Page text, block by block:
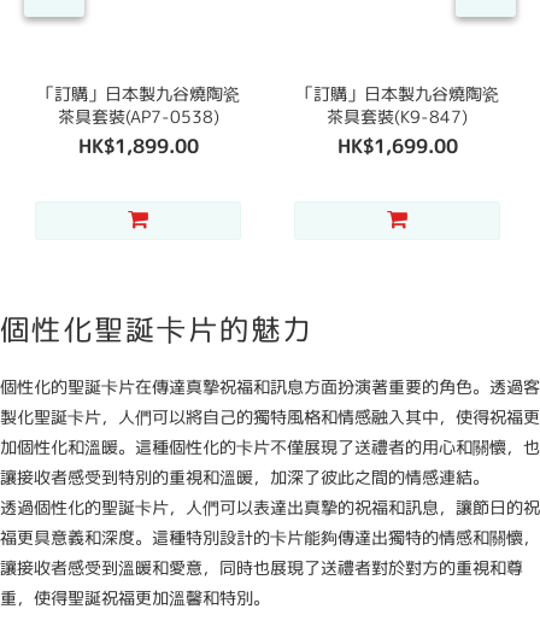
「訂購」日本製九谷燒陶瓷
茶具套裝(AP7-0538)
HK$1,899.00
「訂購」日本製九谷燒陶瓷
茶具套裝(K9-847)
HK$1,699.00
個性化聖誕卡片的魅力
個性化的聖誕卡片在傳達真摯祝福和訊息方面扮演著重要的角色。透過客
製化聖誕卡片，人們可以將自己的獨特風格和情感融入其中，使得祝福更
加個性化和溫暖。這種個性化的卡片不僅展現了送禮者的用心和關懷，也
讓接收者感受到特別的重視和溫暖，加深了彼此之間的情感連結。
透過個性化的聖誕卡片，人們可以表達出真摯的祝福和訊息，讓節日的祝
福更具意義和深度。這種特別設計的卡片能夠傳達出獨特的情感和關懷，
讓接收者感受到溫暖和愛意，同時也展現了送禮者對於對方的重視和尊
重，使得聖誕祝福更加溫馨和特別。